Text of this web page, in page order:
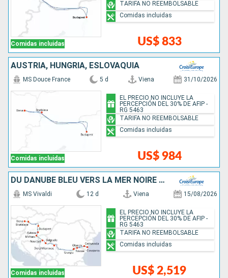
Comidas incluidas US$ 833
TARIFA NO REEMBOLSABLE
Comidas incluidas
AUSTRIA, HUNGRÍA, ESLOVAQUIA
Comidas incluidas
MS Douce France 5 d Viena 31/10/2026
US$ 984
EL PRECIO NO INCLUYE LA
PERCEPCIÓN DEL 30% DE AFIP -
RG 5463
TARIFA NO REEMBOLSABLE
Comidas incluidas
DU DANUBE BLEU VERS LA MER NOIRE - DE VIENNE À BUCAREST
Comidas incluidas
MS Vivaldi 12 d Viena 15/08/2026
US$ 2,519
EL PRECIO NO INCLUYE LA
PERCEPCIÓN DEL 30% DE AFIP -
RG 5463
TARIFA NO REEMBOLSABLE
Comidas incluidas